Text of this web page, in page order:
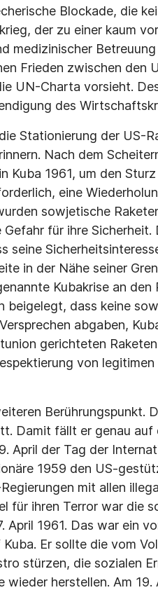
Blockade, die
der zu einer kaum
medizinischer
Frieden zwischen den
UN-Charta vorsieht.
des
Stationierung der US-
Nach dem
Kuba 1961, um den
eine
sowjetische
für ihre Sicherheit.
seine
in der Nähe seiner
Kubakrise an den
beigelegt, dass keine
abgaben,
gerichteten
von
Berührungspunkt.
Damit fällt er genau
April der Tag der
1959 den US-
mit allen
für ihren Terror war die
April 1961. Das war ein
Er sollte die vom
stürzen, die sozialen
herstellen. Am 19.